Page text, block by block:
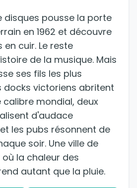
disques pousse la porte
en 1962 et découvre
cuir. Le reste
de la musique. Mais
ses fils les plus
docks victoriens abritent
calibre mondial, deux
d'audace
les pubs résonnent de
soir. Une ville de
la chaleur des
autant que la pluie.